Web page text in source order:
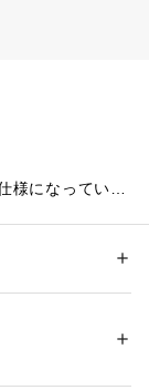
様になっていま